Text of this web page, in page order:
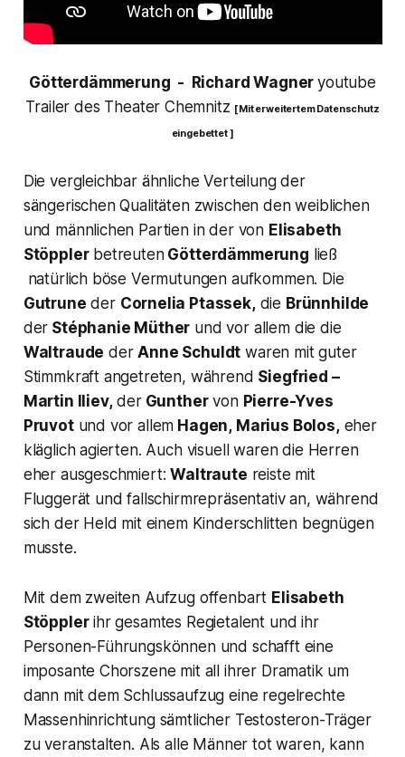
Götterdämmerung - Richard Wagneryoutube
Trailer des Theater Chemnitz [ Mit erweitertem Datenschutz
eingebettet ]
Die vergleichbar ähnliche Verteilung der
sängerischen Qualitäten zwischen den weiblichen
und männlichen Partien in der von Elisabeth
StöpplerbetreutenGötterdämmerung ließ
natürlich böse Vermutungen aufkommen. Die
Gutrune der Cornelia Ptassek,die Brünnhilde
der Stéphanie Müther und vor allem die die
Waltraude derAnne Schuldt waren mit guter
Stimmkraft angetreten, während Siegfried –
Martin Iliev,derGunthervon Pierre-Yves
Pruvotund vor allem Hagen, Marius Bolos,eher
kläglich agierten. Auch visuell waren die Herren
eher ausgeschmiert:Waltraute reiste mit
Fluggerät und fallschirmrepräsentativ an, während
sich der Held mit einem Kinderschlitten begnügen
musste.
Mit dem zweiten Aufzug offenbart Elisabeth
Stöpplerihr gesamtes Regietalent und ihr
Personen-Führungskönnen und schafft eine
imposante Chorszene mit all ihrer Dramatik um
dann mit dem Schlussaufzug eine regelrechte
Massenhinrichtung sämtlicher Testosteron-Träger
zu veranstalten. Als alle Männer tot waren, kann